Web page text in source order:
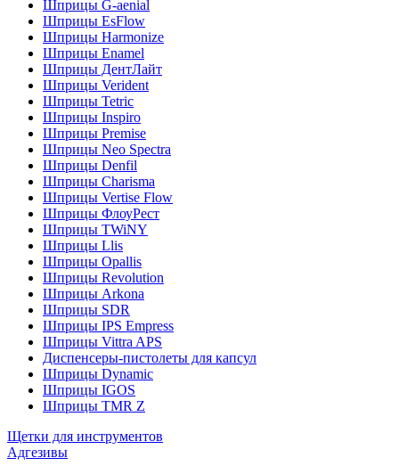
Шприцы G-aenial
Шприцы EsFlow
Шприцы Harmonize
Шприцы Enamel
Шприцы ДентЛайт
Шприцы Verident
Шприцы Tetric
Шприцы Inspiro
Шприцы Premise
Шприцы Neo Spectra
Шприцы Denfil
Шприцы Charisma
Шприцы Vertise Flow
Шприцы ФлоуРест
Шприцы TWiNY
Шприцы Llis
Шприцы Opallis
Шприцы Revolution
Шприцы Arkona
Шприцы SDR
Шприцы IPS Empress
Шприцы Vittra APS
Диспенсеры-пистолеты для капсул
Шприцы Dynamic
Шприцы IGOS
Шприцы TMR Z
Щетки для инструментов
Адгезивы